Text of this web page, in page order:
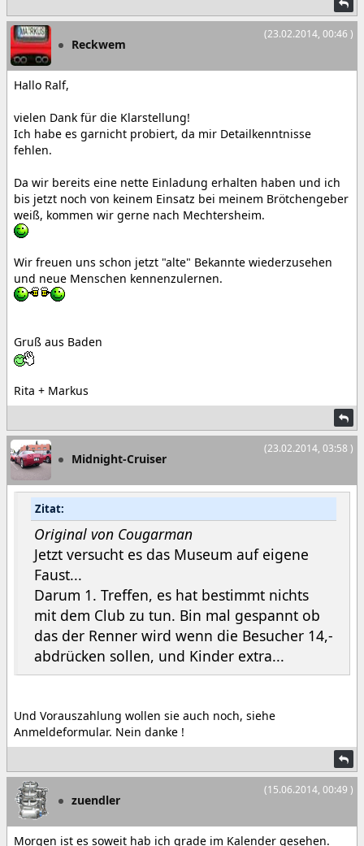
(23.02.2014, 00:46 )
Reckwem
Hallo Ralf,
vielen Dank für die Klarstellung!
Ich habe es garnicht probiert, da mir Detailkenntnisse
fehlen.
Da wir bereits eine nette Einladung erhalten haben und ich
bis jetzt noch von keinem Einsatz bei meinem Brötchengeber
weiß, kommen wir gerne nach Mechtersheim.
Wir freuen uns schon jetzt "alte" Bekannte wiederzusehen
und neue Menschen kennenzulernen.
Gruß aus Baden
Rita + Markus
(23.02.2014, 03:58 )
Midnight-Cruiser
Zitat:
Original von Cougarman
Jetzt versucht es das Museum auf eigene
Faust...
Darum 1. Treffen, es hat bestimmt nichts
mit dem Club zu tun. Bin mal gespannt ob
das der Renner wird wenn die Besucher 14,-
abdrücken sollen, und Kinder extra...
Und Vorauszahlung wollen sie auch noch, siehe
Anmeldeformular. Nein danke !
(15.06.2014, 00:49 )
zuendler
Morgen ist es soweit hab ich grade im Kalender gesehen.